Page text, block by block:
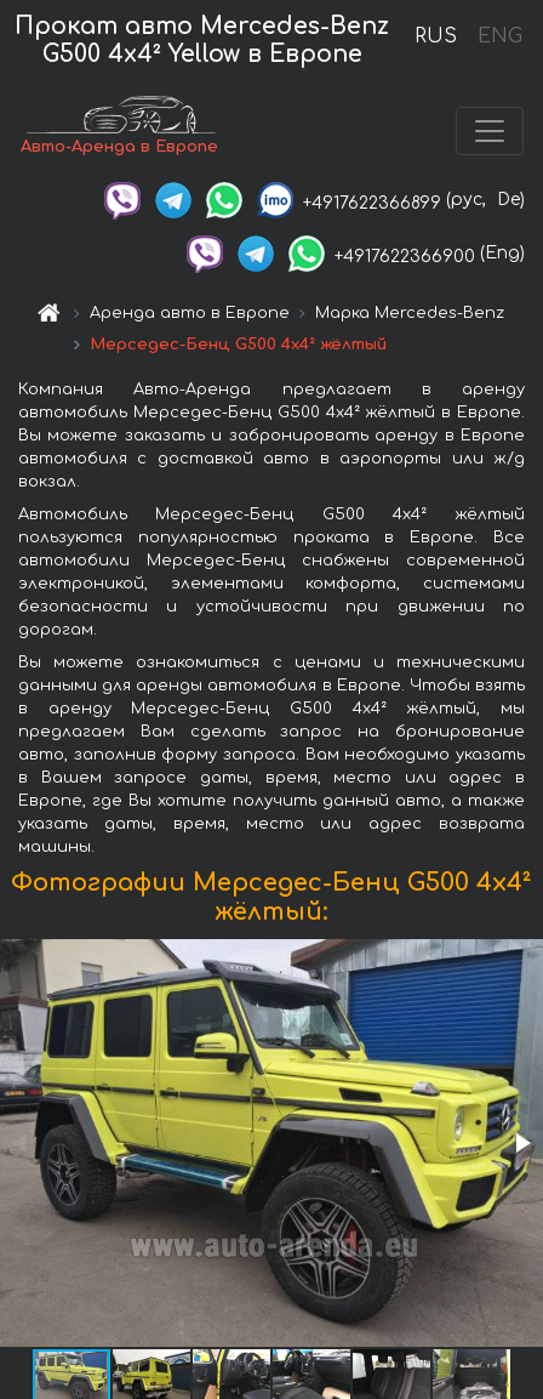
RUS ENG
Прокат авто Mercedes-Benz
G500 4x4² Yellow в Европе
Авто-Аренда в Европе
+4917622366899 (рус, De)
+4917622366900 (Eng)
Аренда авто в Европе
Марка Mercedes-Benz
Мерседес-Бенц G500 4x4² жёлтый
Компания Авто-Аренда предлагает в аренду
автомобиль Мерседес-Бенц G500 4x4² жёлтый в Европе.
Вы можете заказать и забронировать аренду в Европе
автомобиля с доставкой авто в аэропорты или ж/д
вокзал.
Автомобиль Мерседес-Бенц G500 4x4² жёлтый
пользуются популярностью проката в Европе. Все
автомобили Мерседес-Бенц снабжены современной
электроникой, элементами комфорта, системами
безопасности и устойчивости при движении по
дорогам.
Вы можете ознакомиться с ценами и техническими
данными для аренды автомобиля в Европе. Чтобы взять
в аренду Мерседес-Бенц G500 4x4² жёлтый, мы
предлагаем Вам сделать запрос на бронирование
авто, заполнив форму запроса. Вам необходимо указать
в Вашем запросе даты, время, место или адрес в
Европе, где Вы хотите получить данный авто, а также
указать даты, время, место или адрес возврата
машины.
Фотографии Мерседес-Бенц G500 4x4²
жёлтый: